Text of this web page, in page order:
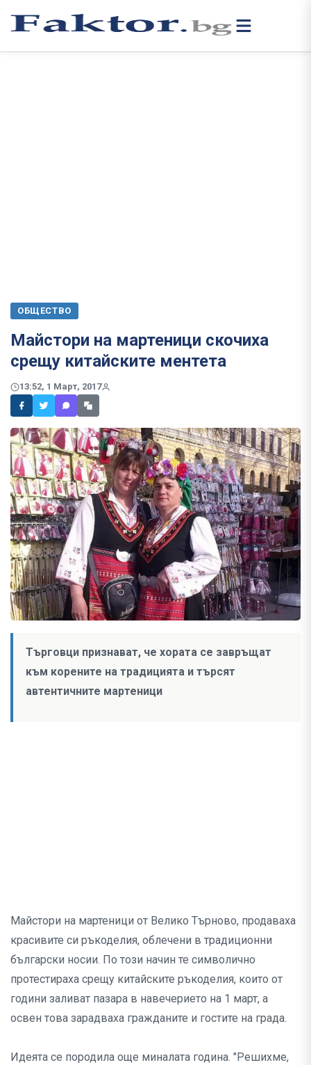
ОБЩЕСТВО
Майстори на мартеници скочиха
срещу китайските ментета
13:52, 1 Март, 2017
Търговци признават, че хората се завръщат
към корените на традицията и търсят
автентичните мартеници
Майстори на мартеници от Велико Търново, продаваха
красивите си ръкоделия, облечени в традиционни
български носии. По този начин те символично
протестираха срещу китайските ръкоделия, които от
години заливат пазара в навечерието на 1 март, а
освен това зарадваха гражданите и гостите на града.
Идеята се породила още миналата година. "Решихме,